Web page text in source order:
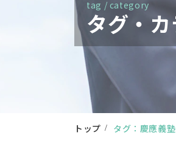
tag / category
タグ・
トップ タグ：慶應義